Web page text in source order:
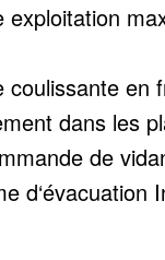
en
dans les
de
d‘évacuation